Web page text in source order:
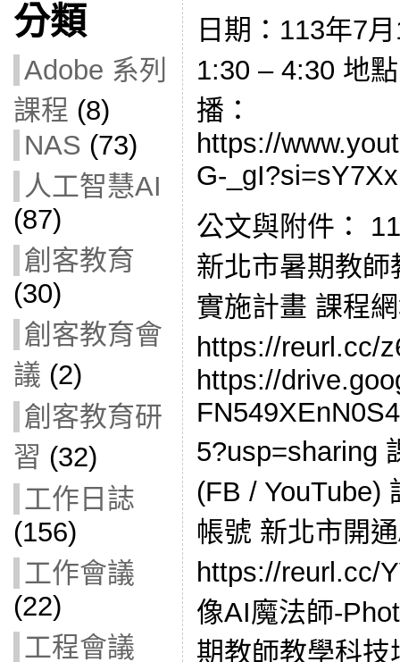
分類
Adobe 系列
課程 (8)
NAS (73)
人工智慧AI
(87)
創客教育
(30)
創客教育會
議 (2)
創客教育研
習 (32)
工作日誌
(156)
工作會議
(22)
工程會議
日期：113年7
1:30 – 4:30 地
播：
https://
G-
公文與附件：
新北市暑期教
實施計畫 課程
https://reurl.cc/
https://
5?usp=sharing
(FB / YouTube)
帳號 新北市開
https://reurl.cc/
像AI魔法師-
期教師教學科